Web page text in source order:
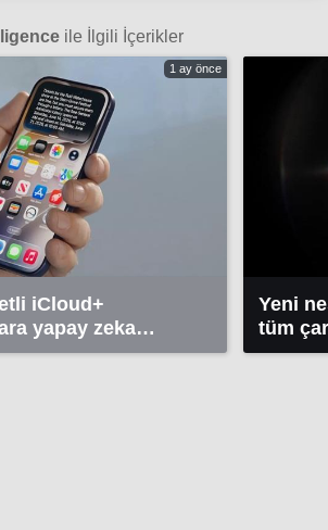
ile İlgili İçerikler
1 ay önce
iCloud+
yapay zeka
Yeni
tüm